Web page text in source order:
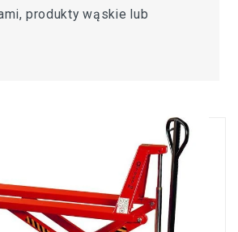
produkty wąskie lub